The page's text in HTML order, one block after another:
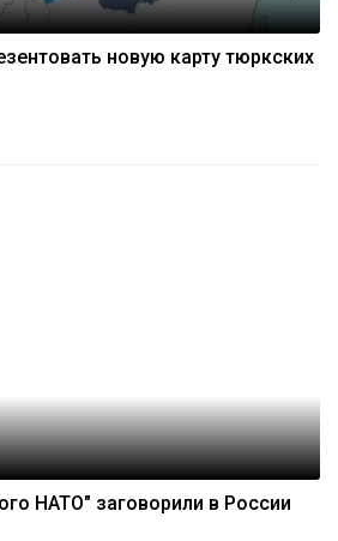
новую карту тюркских
НАТО" заговорили в России